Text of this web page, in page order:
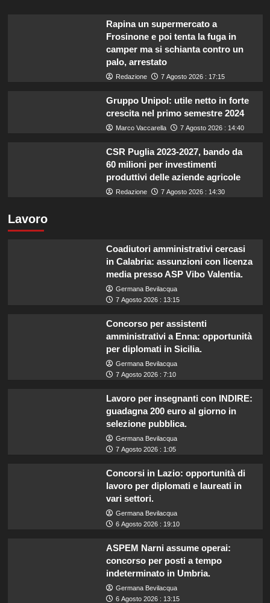
Rapina un supermercato a
Frosinone e poi tenta la fuga in
camper ma si schianta contro un
palo, arrestato
Redazione 7 Agosto 2026 : 17:15
Gruppo Unipol: utile netto in forte
crescita nel primo semestre 2024
Marco Vaccarella 7 Agosto 2026 : 14:40
CSR Puglia 2023-2027, bando da
60 milioni per investimenti
produttivi delle aziende agricole
Redazione 7 Agosto 2026 : 14:30
Lavoro
Coadiutori amministrativi cercasi
in Calabria: assunzioni con licenza
media presso ASP Vibo Valentia.
Germana Bevilacqua
7 Agosto 2026 : 13:15
Concorso per assistenti
amministrativi a Enna: opportunità
per diplomati in Sicilia.
Germana Bevilacqua
7 Agosto 2026 : 7:10
Lavoro per insegnanti con INDIRE:
guadagna 200 euro al giorno in
selezione pubblica.
Germana Bevilacqua
7 Agosto 2026 : 1:05
Concorsi in Lazio: opportunità di
lavoro per diplomati e laureati in
vari settori.
Germana Bevilacqua
6 Agosto 2026 : 19:10
ASPEM Narni assume operai:
concorso per posti a tempo
indeterminato in Umbria.
Germana Bevilacqua
6 Agosto 2026 : 13:15